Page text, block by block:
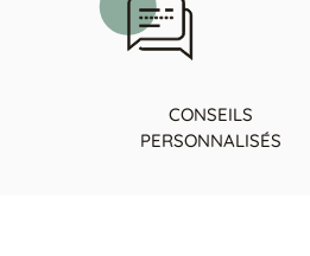
CONSEILS
PERSONNALISÉS